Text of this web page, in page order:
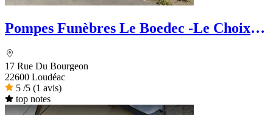
Pompes Funèbres Le Boedec -Le Choix
17 Rue Du Bourgeon
22600 Loudéac
5 /5 (1 avis)
top notes